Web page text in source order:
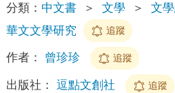
分類： 中文書 ＞ 文學 ＞ 文
華文文學研究
追蹤
作者： 曾珍珍 追蹤
出版社： 逗點文創社 追蹤